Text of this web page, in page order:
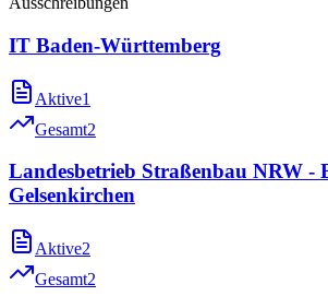
IT Baden-Württemberg
Aktive1
Gesamt2
Landesbetrieb Straßenbau NRW -
Gelsenkirchen
Aktive2
Gesamt2